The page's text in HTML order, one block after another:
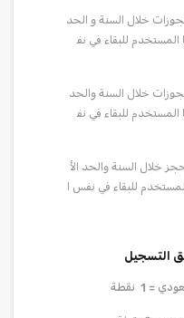
عميل دبره بعد إتمامك 3 حجوزات خلال السنة و الحد
المستخدم للبقاء في نف
عميل رحّال بعد إتمامك 5 حجوزات خلال السنة والحد
المستخدم للبقاء في نف
عميل سفيّر بعد إتمامك 10 حجز خلال السنة والحد الأ
للبقاء في نفس ا
التسجيل